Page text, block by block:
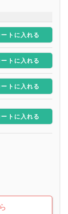
ートに入れる
ートに入れる
ートに入れる
ートに入れる